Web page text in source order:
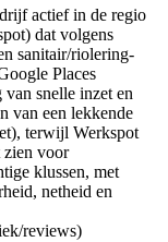
actief in de regio
dat volgens
sanitair/riolering-
Places
snelle inzet en
van een lekkende
terwijl Werkspot
zien voor
klussen, met
netheid en
reviews)